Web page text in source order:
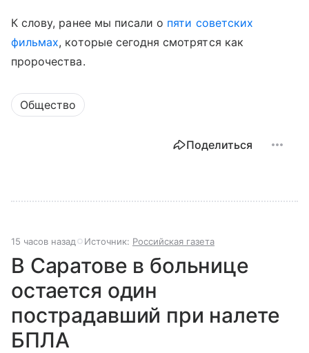
К слову, ранее мы писали о пяти советских
фильмах, которые сегодня смотрятся как
пророчества.
Общество
Поделиться
15 часов назад Источник: Российская газета
В Саратове в больнице
остается один
пострадавший при налете
БПЛА